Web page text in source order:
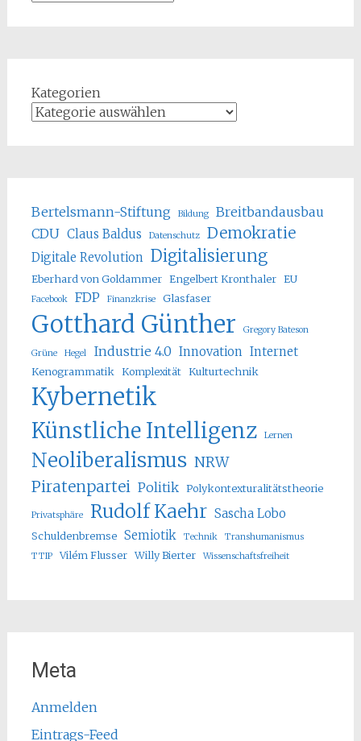
Kategorien
Bertelsmann-Stiftung Bildung
Breitbandausbau
CDU Claus Baldus Datenschutz Demokratie
Digitale Revolution Digitalisierung
Eberhard von Goldammer Engelbert Kronthaler EU
Facebook FDP Finanzkrise Glasfaser
Gotthard Günther Gregory Bateson
Grüne Hegel Industrie 4.0 Innovation Internet
Kenogrammatik Komplexität Kulturtechnik
Kybernetik
Künstliche Intelligenz Lernen
Neoliberalismus NRW
Piratenpartei Politik Polykontexturalitätstheorie
Privatsphäre Rudolf Kaehr Sascha Lobo
Schuldenbremse Semiotik Technik
Transhumanismus
TTIP
Vilém Flusser Willy Bierter Wissenschaftsfreiheit
Meta
Anmelden
Eintrags-Feed